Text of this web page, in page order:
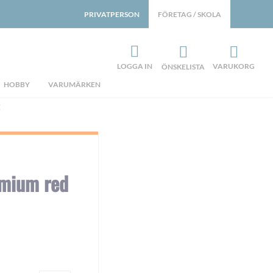
HOBBY VARUMÄRKEN
FÖRETAG / SKOLA
PRIVATPERSON
LOGGA IN ÖNSKELISTA VARUKORG
red